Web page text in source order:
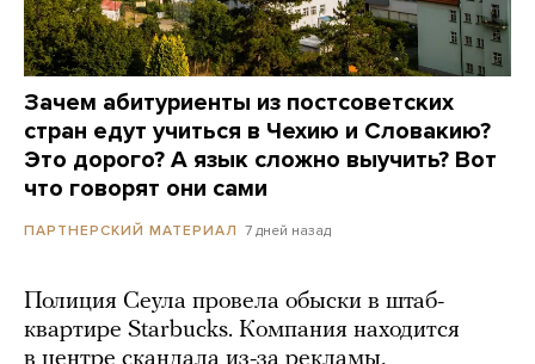
Зачем абитуриенты из постсоветских
стран едут учиться в Чехию и Словакию?
Это дорого? А язык сложно выучить? Вот
что говорят они сами
ПАРТНЕРСКИЙ МАТЕРИАЛ 7 дней назад
Полиция Сеула провела обыски в штаб-
квартире Starbucks. Компания находится